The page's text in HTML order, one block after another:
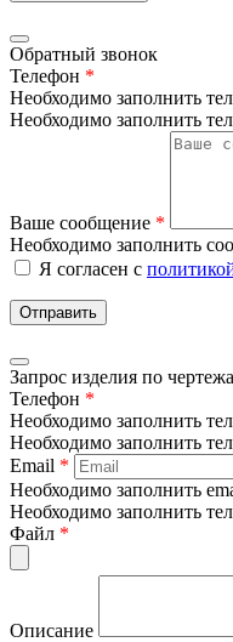
Обратный звонок
Телефон *
Необходимо заполнить
Необходимо заполнить
Ваше сообщение *
Необходимо заполнить
Я согласен с
Отправить
Запрос изделия по
Телефон *
Необходимо заполнить
Необходимо заполнить
Email *
Необходимо заполнить
Необходимо заполнить
Файл *
Описание